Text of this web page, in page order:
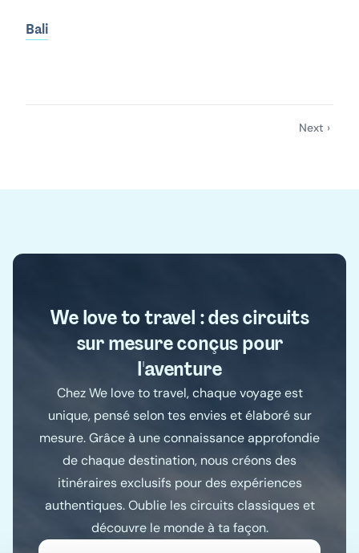
Bali
Page
Next ›
We love to travel : des circuits
sur mesure conçus pour
l'aventure
Chez We love to travel, chaque voyage est
unique, pensé selon tes envies et élaboré sur
mesure. Grâce à une connaissance approfondie
de chaque destination, nous créons des
itinéraires exclusifs pour des expériences
authentiques. Oublie les circuits classiques et
découvre le monde à ta façon.